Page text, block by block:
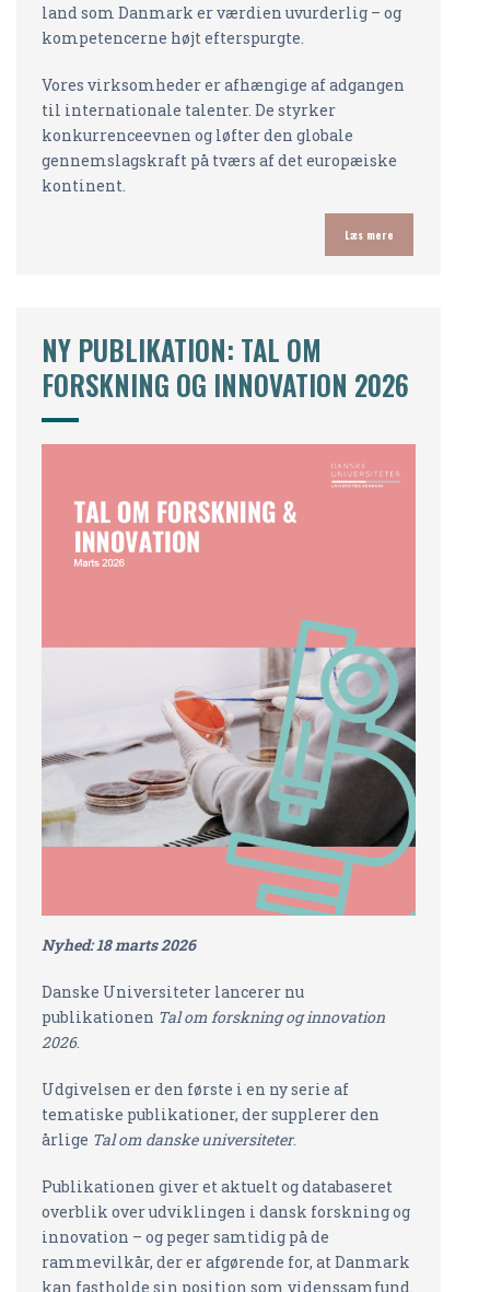
land som Danmark er værdien uvurderlig – og
kompetencerne højt efterspurgte.
Vores virksomheder er afhængige af adgangen
til internationale talenter. De styrker
konkurrenceevnen og løfter den globale
gennemslagskraft på tværs af det europæiske
kontinent.
Læs mere
NY PUBLIKATION: TAL OM
FORSKNING OG INNOVATION 2026
Nyhed: 18 marts 2026
Danske Universiteter lancerer nu
publikationen Tal om forskning og innovation
2026.
Udgivelsen er den første i en ny serie af
tematiske publikationer, der supplerer den
årlige Tal om danske universiteter.
Publikationen giver et aktuelt og databaseret
overblik over udviklingen i dansk forskning og
innovation – og peger samtidig på de
rammevilkår, der er afgørende for, at Danmark
kan fastholde sin position som videnssamfund.